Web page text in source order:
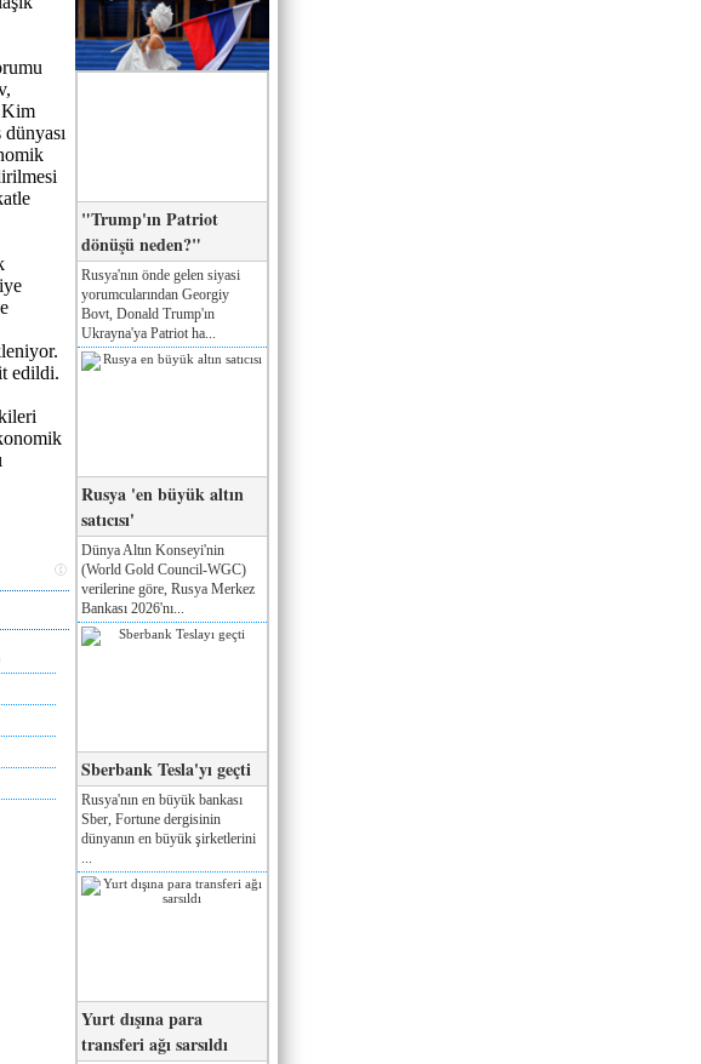
Kim
edildi.
"Trump'ın Patriot
dönüşü neden?"
Rusya'nın önde gelen siyasi
yorumcularından Georgiy
Bovt, Donald Trump'ın
Ukrayna'ya Patriot ha...
Rusya 'en büyük altın
satıcısı'
Dünya Altın Konseyi'nin
(World Gold Council-WGC)
verilerine göre, Rusya Merkez
Bankası 2026'nı...
Sberbank Tesla'yı geçti
Rusya'nın en büyük bankası
Sber, Fortune dergisinin
dünyanın en büyük şirketlerini
...
Yurt dışına para
transferi ağı sarsıldı